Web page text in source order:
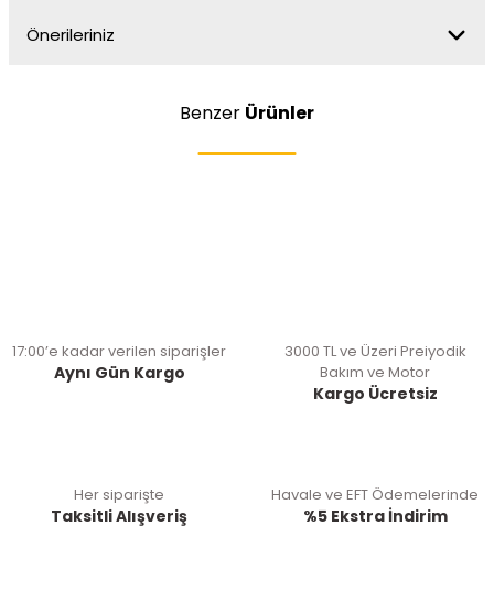
Önerileriniz
Benzer Ürünler
17:00’e kadar verilen siparişler
Aynı Gün Kargo
3000 TL ve Üzeri Preiyodik
Bakım ve Motor
Kargo Ücretsiz
Her siparişte
Taksitli Alışveriş
Havale ve EFT Ödemelerinde
%5 Ekstra İndirim